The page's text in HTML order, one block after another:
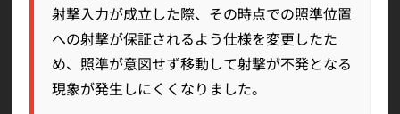
射撃入力が成立した際、その時点での照準位置
への射撃が保証されるよう仕様を変更したた
め、照準が意図せず移動して射撃が不発となる
現象が発生しにくくなりました。